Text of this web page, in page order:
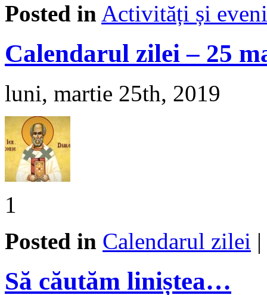
Posted in Activități și
Calendarul zilei – 25
luni, martie 25th, 2019
1
Posted in Calendarul zilei |
Să căutăm liniștea…